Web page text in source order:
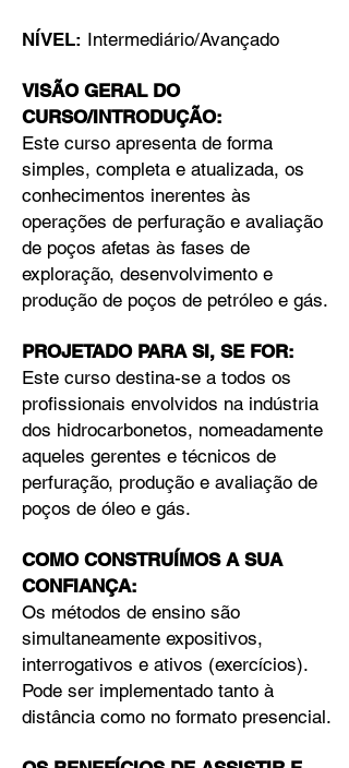
NÍVEL: Intermediário/Avançado
VISÃO GERAL DO
CURSO/INTRODUÇÃO:
Este curso apresenta de forma
simples, completa e atualizada, os
conhecimentos inerentes às
operações de perfuração e avaliação
de poços afetas às fases de
exploração, desenvolvimento e
produção de poços de petróleo e gás.
PROJETADO PARA SI, SE FOR:
Este curso destina-se a todos os
profissionais envolvidos na indústria
dos hidrocarbonetos, nomeadamente
aqueles gerentes e técnicos de
perfuração, produção e avaliação de
poços de óleo e gás.
COMO CONSTRUÍMOS A SUA
CONFIANÇA:
Os métodos de ensino são
simultaneamente expositivos,
interrogativos e ativos (exercícios).
Pode ser implementado tanto à
distância como no formato presencial.